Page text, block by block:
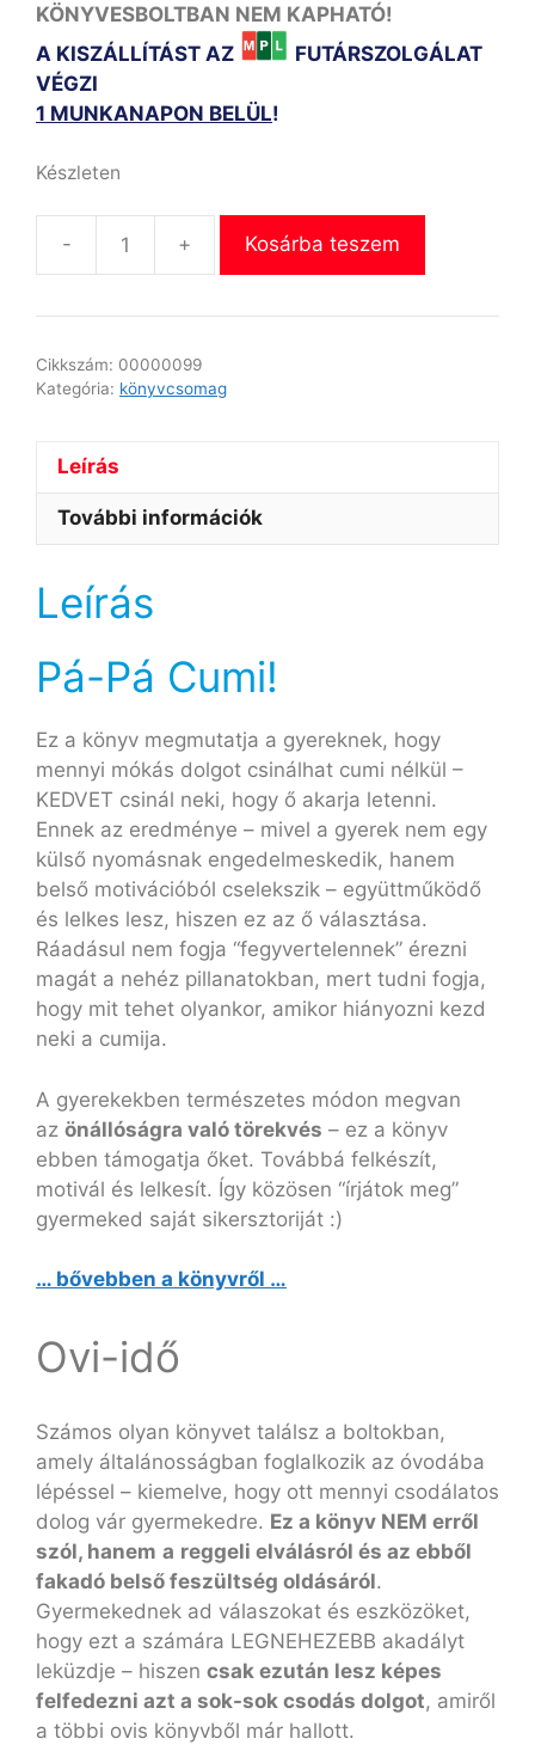
KÖNYVESBOLTBAN NEM KAPHATÓ!
A KISZÁLLÍTÁST AZ
FUTÁRSZOLGÁLAT
VÉGZI
1 MUNKANAPON BELÜL!
Készleten
- + Kosárba teszem
Cikkszám: 00000099
Kategória: könyvcsomag
Leírás
További információk
Leírás
Pá-Pá Cumi!
Ez a könyv megmutatja a gyereknek, hogy
mennyi mókás dolgot csinálhat cumi nélkül –
KEDVET csinál neki, hogy ő akarja letenni.
Ennek az eredménye – mivel a gyerek nem egy
külső nyomásnak engedelmeskedik, hanem
belső motivációból cselekszik – együttműködő
és lelkes lesz, hiszen ez az ő választása.
Ráadásul nem fogja “fegyvertelennek” érezni
magát a nehéz pillanatokban, mert tudni fogja,
hogy mit tehet olyankor, amikor hiányozni kezd
neki a cumija.
A gyerekekben természetes módon megvan
az önállóságra való törekvés – ez a könyv
ebben támogatja őket. Továbbá felkészít,
motivál és lelkesít. Így közösen “írjátok meg”
gyermeked saját sikersztoriját :)
… bővebben a könyvről …
Ovi-idő
Számos olyan könyvet találsz a boltokban,
amely általánosságban foglalkozik az óvodába
lépéssel – kiemelve, hogy ott mennyi csodálatos
dolog vár gyermekedre. Ez a könyv NEM erről
szól, hanem a reggeli elválásról és az ebből
fakadó belső feszültség oldásáról.
Gyermekednek ad válaszokat és eszközöket,
hogy ezt a számára LEGNEHEZEBB akadályt
leküzdje – hiszen csak ezután lesz képes
felfedezni azt a sok-sok csodás dolgot, amiről
a többi ovis könyvből már hallott.